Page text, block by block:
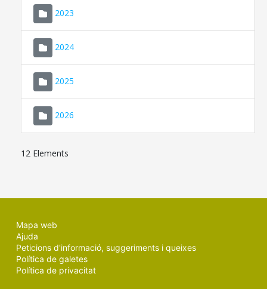
2023
2024
2025
2026
12 Elements
Mapa web
Ajuda
Peticions d'informació, suggeriments i queixes
Política de galetes
Política de privacitat